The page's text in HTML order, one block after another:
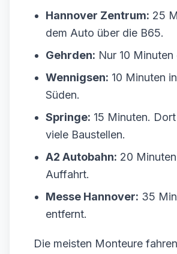
Hannover Zentrum: 25
dem Auto über die B65.
Gehrden: Nur 10 Minuten
Wennigsen: 10 Minuten
Süden.
Springe: 15 Minuten.
viele Baustellen.
A2 Autobahn: 20
Auffahrt.
Messe Hannover: 35
entfernt.
Die meisten Monteure